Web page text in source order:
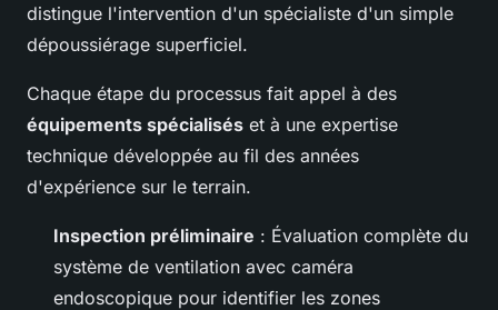
distingue l'intervention d'un spécialiste d'un simple
dépoussiérage superficiel.
Chaque étape du processus fait appel à des
équipements spécialisés et à une expertise
technique développée au fil des années
d'expérience sur le terrain.
Inspection préliminaire : Évaluation complète du
système de ventilation avec caméra
endoscopique pour identifier les zones